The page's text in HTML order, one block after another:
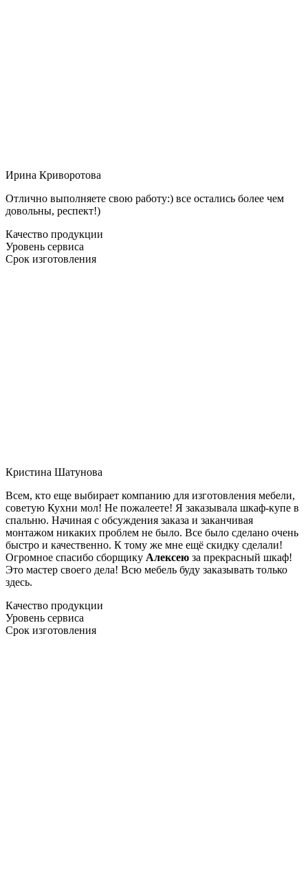
Ирина Криворотова
Отлично выполняете свою работу:) все остались более чем
довольны, респект!)
Качество продукции
Уровень сервиса
Срок изготовления
Кристина Шатунова
Всем, кто еще выбирает компанию для изготовления мебели,
советую Кухни мол! Не пожалеете! Я заказывала шкаф-купе в
спальню. Начиная с обсуждения заказа и заканчивая
монтажом никаких проблем не было. Все было сделано очень
быстро и качественно. К тому же мне ещё скидку сделали!
Огромное спасибо сборщику Алексею за прекрасный шкаф!
Это мастер своего дела! Всю мебель буду заказывать только
здесь.
Качество продукции
Уровень сервиса
Срок изготовления